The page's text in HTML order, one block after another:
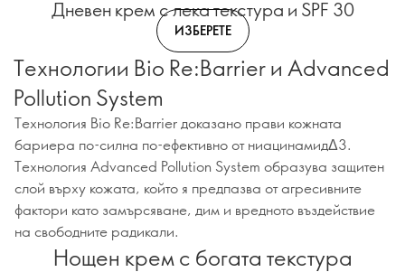
Дневен крем с лека текстура и SPF 30
ИЗБЕРЕТЕ
Технологии Bio Re:Barrier и Advanced
Pollution System
Технология Bio Re:Barrier доказано прави кожната
бариера по-силна по-ефективно от ниацинамидΔ3.
Технология Advanced Pollution System образува защитен
слой върху кожата, който я предпазва от агресивните
фактори като замърсяване, дим и вредното въздействие
на свободните радикали.
Нощен крем с богата текстура